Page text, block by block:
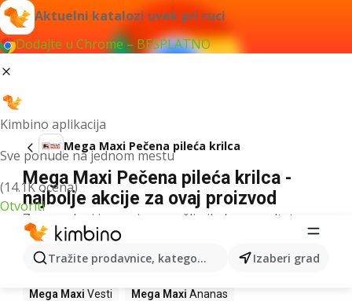
Aktuelni katalozi uvek pri ruci
Dodajte u Chrome – BESPLATNO
Kimbino aplikacija
Sve ponude na jednom mestu
(14.1K ocena)
Otvoriti
Tražite prodavnice, kategorije, proizvode...Izaberi grad
Mega Maxi Pečena pileća krilca
Mega Maxi Pečena pileća krilca -
najbolje akcije za ovaj proizvod
Za navedeni izraz nismo našli nikakav rezultat.
Drugi proizvodi u prodavnicama Mega
Maxi
Mega Maxi Vesti Mega Maxi Ananas